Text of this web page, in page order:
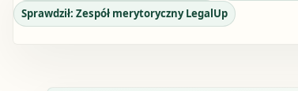
Sprawdził: Zespół merytoryczny LegalUp